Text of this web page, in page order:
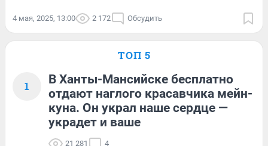
4 мая, 2025, 13:00 2 172 Обсудить
ТОП 5
1
В Ханты-Мансийске бесплатно
отдают наглого красавчика мейн-
куна. Он украл наше сердце —
украдет и ваше
21 281 4